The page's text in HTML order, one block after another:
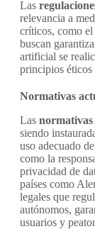
Las
relevancia a
críticos, como el
buscan
artificial se
principios éticos
Normativas
Las normativas
siendo
uso adecuado
como la
privacidad de
países como
legales que
autónomos,
usuarios y